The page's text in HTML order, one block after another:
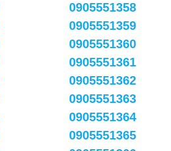
0905551358
0905551359
0905551360
0905551361
0905551362
0905551363
0905551364
0905551365